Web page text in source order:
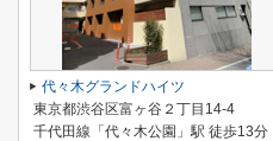
代々木グランドハイツ
東京都渋谷区富ヶ谷２丁目14-4
千代田線「代々木公園」駅 徒歩13分